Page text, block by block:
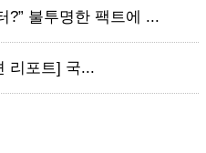
?” 불투명한 팩트에 ...
리포트] 국...